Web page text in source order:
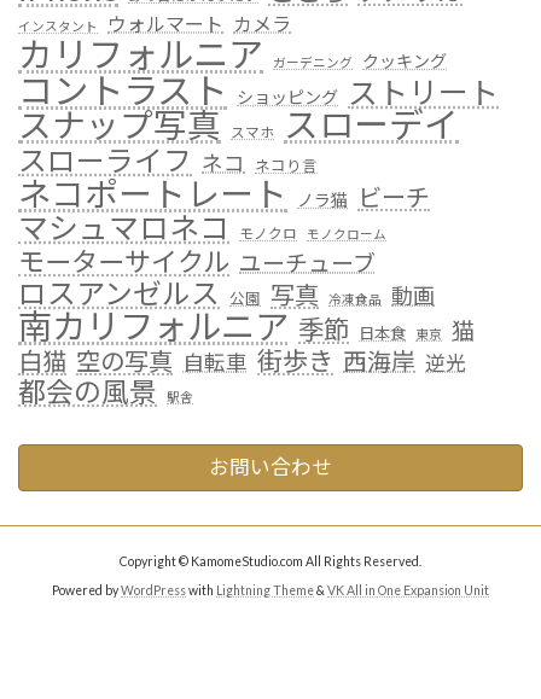
インスタント ウォルマート カメラ
カリフォルニア ガーデニング クッキング
コントラスト ショッピング ストリート
スナップ写真 スマホ スローデイ
スローライフ ネコ ネコり言
ネコポートレート ノラ猫 ビーチ
マシュマロネコ モノクロ モノクローム
モーターサイクル ユーチューブ
ロスアンゼルス 公園 写真 冷凍食品 動画
南カリフォルニア 季節 日本食 東京 猫
白猫 空の写真 自転車 街歩き 西海岸 逆光
都会の風景 駅舎
お問い合わせ
Copyright © KamomeStudio.com All Rights Reserved.
Powered byWordPresswith Lightning Theme& VK All in One Expansion Unit